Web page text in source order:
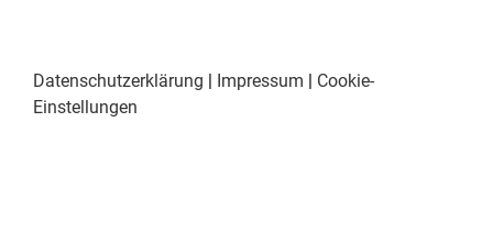
Datenschutzerklärung | Impressum | Cookie-
Einstellungen